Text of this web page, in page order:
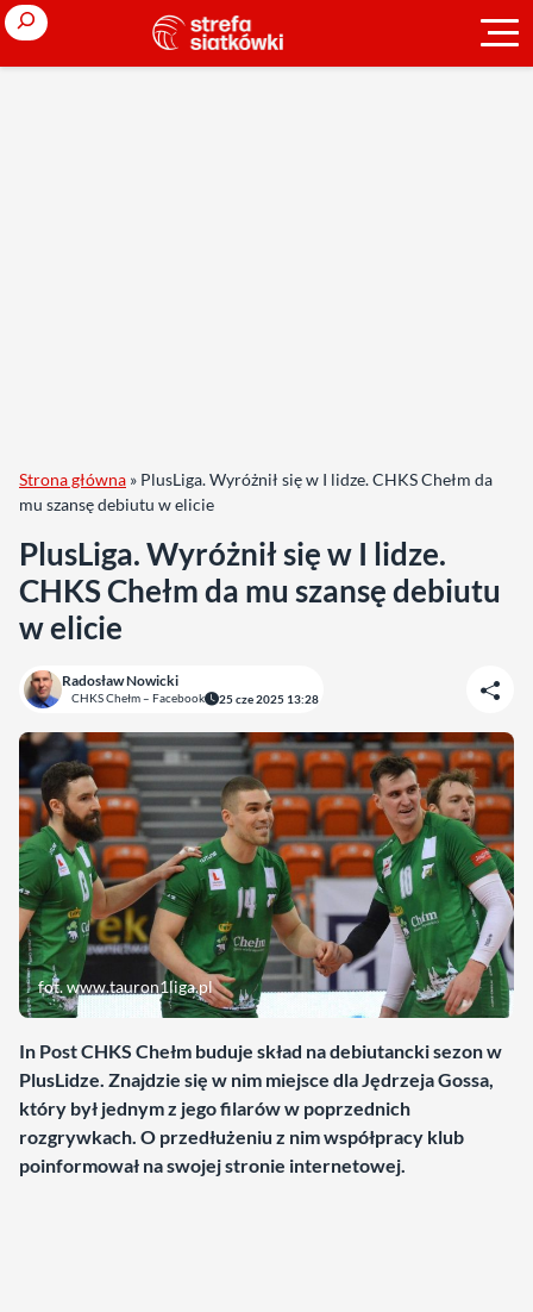
Search
Strona główna » PlusLiga. Wyróżnił się w I lidze. CHKS Chełm da
mu szansę debiutu w elicie
PlusLiga. Wyróżnił się w I lidze.
CHKS Chełm da mu szansę debiutu
w elicie
Radosław Nowicki
CHKS Chełm – Facebook 25 cze 2025 13:28
fot. www.tauron1liga.pl
In Post CHKS Chełm buduje skład na debiutancki sezon w
PlusLidze. Znajdzie się w nim miejsce dla Jędrzeja Gossa,
który był jednym z jego filarów w poprzednich
rozgrywkach. O przedłużeniu z nim współpracy klub
poinformował na swojej stronie internetowej.